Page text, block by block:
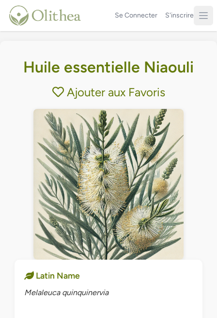
Se Connecter S'inscrire
Huile essentielle Niaouli
Ajouter aux Favoris
Latin Name
Melaleuca quinquinervia